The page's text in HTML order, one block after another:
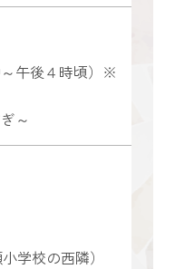
午後４時頃）※
～
学校の西隣）